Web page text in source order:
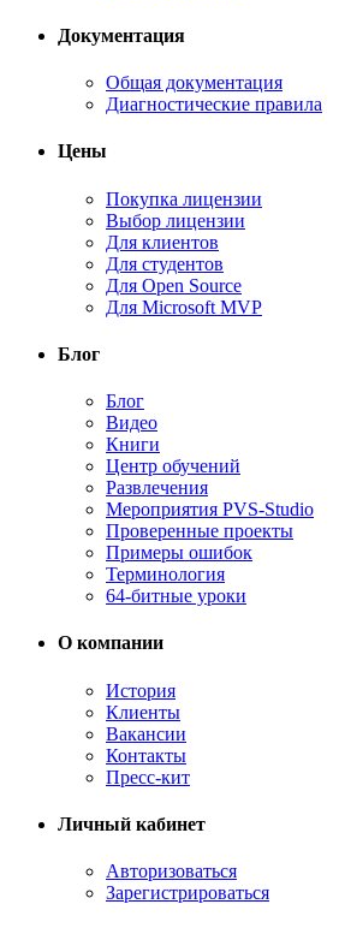
Документация
Общая документация
Диагностические правила
Цены
Покупка лицензии
Выбор лицензии
Для клиентов
Для студентов
Для Open Source
Для Microsoft MVP
Блог
Блог
Видео
Книги
Центр обучений
Развлечения
Мероприятия PVS-Studio
Проверенные проекты
Примеры ошибок
Терминология
64-битные уроки
О компании
История
Клиенты
Вакансии
Контакты
Пресс-кит
Личный кабинет
Авторизоваться
Зарегистрироваться